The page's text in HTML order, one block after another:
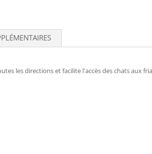
les directions et facilite l'accès des chats aux